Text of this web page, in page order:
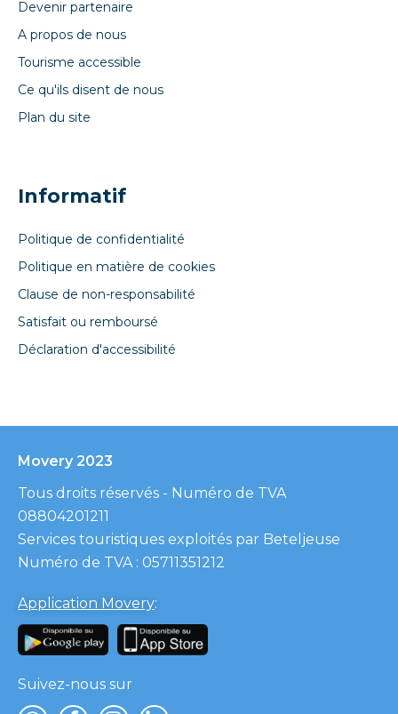
Devenir partenaire
A propos de nous
Tourisme accessible
Ce qu'ils disent de nous
Plan du site
Informatif
Politique de confidentialité
Politique en matière de cookies
Clause de non-responsabilité
Satisfait ou remboursé
Déclaration d'accessibilité
Movery 2023
Tous droits réservés - Numéro de TVA
08804201211
Services touristiques exploités par Beteljeuse
Numéro de TVA : 05711351212
Application Movery:
Suivez-nous sur